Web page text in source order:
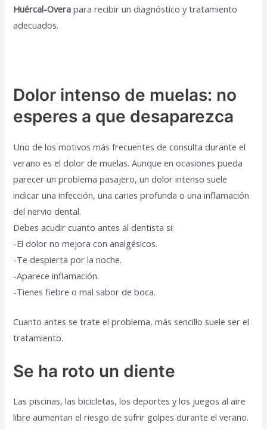
Huércal-Overa para recibir un diagnóstico y tratamiento
adecuados.
Dolor intenso de muelas: no
esperes a que desaparezca
Uno de los motivos más frecuentes de consulta durante el
verano es el dolor de muelas. Aunque en ocasiones pueda
parecer un problema pasajero, un dolor intenso suele
indicar una infección, una caries profunda o una inflamación
del nervio dental.
Debes acudir cuanto antes al dentista si:
-El dolor no mejora con analgésicos.
-Te despierta por la noche.
-Aparece inflamación.
-Tienes fiebre o mal sabor de boca.
Cuanto antes se trate el problema, más sencillo suele ser el
tratamiento.
Se ha roto un diente
Las piscinas, las bicicletas, los deportes y los juegos al aire
libre aumentan el riesgo de sufrir golpes durante el verano.